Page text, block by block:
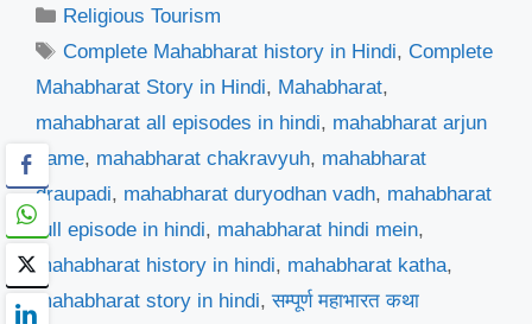
Categories
Religious Tourism
Tags
Complete Mahabharat history in Hindi,Complete
Mahabharat Story in Hindi, Mahabharat,
mahabharat all episodes in hindi, mahabharat arjun
name, mahabharat chakravyuh, mahabharat
draupadi, mahabharat duryodhan vadh, mahabharat
full episode in hindi, mahabharat hindi mein,
mahabharat history in hindi, mahabharat katha,
mahabharat story in hindi,सम्पूर्ण महाभारत कथा